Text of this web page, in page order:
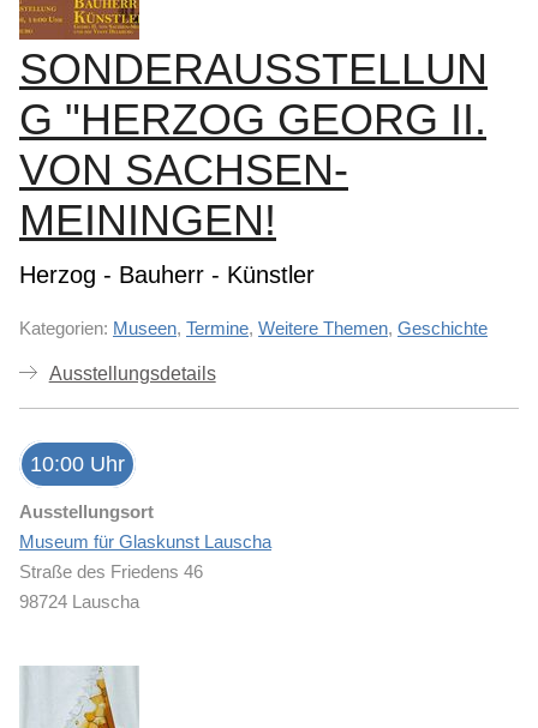
SONDERAUSSTELLUN
G "HERZOG GEORG II.
VON SACHSEN-
MEININGEN!
Herzog - Bauherr - Künstler
Kategorien: Museen, Termine, Weitere Themen, Geschichte
Ausstellungsdetails
10:00 Uhr
Ausstellungsort
Museum für Glaskunst Lauscha
Straße des Friedens 46
98724 Lauscha